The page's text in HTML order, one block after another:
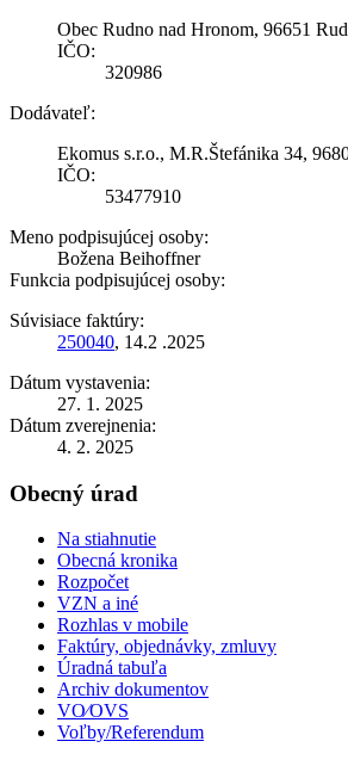
Obec Rudno nad Hronom, 96651
IČO:
320986
Dodávateľ:
Ekomus s.r.o., M.R.Štefánika 34,
IČO:
53477910
Meno podpisujúcej osoby:
Božena Beihoffner
Funkcia podpisujúcej osoby:
Súvisiace faktúry:
250040, 14.2 .2025
Dátum vystavenia:
27. 1. 2025
Dátum zverejnenia:
4. 2. 2025
Obecný úrad
Na stiahnutie
Obecná kronika
Rozpočet
VZN a iné
Rozhlas v mobile
Faktúry, objednávky, zmluvy
Úradná tabuľa
Archiv dokumentov
VO⁄OVS
Voľby/Referendum